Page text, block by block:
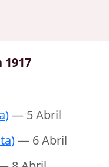
— 5 Abril
— 6 Abril